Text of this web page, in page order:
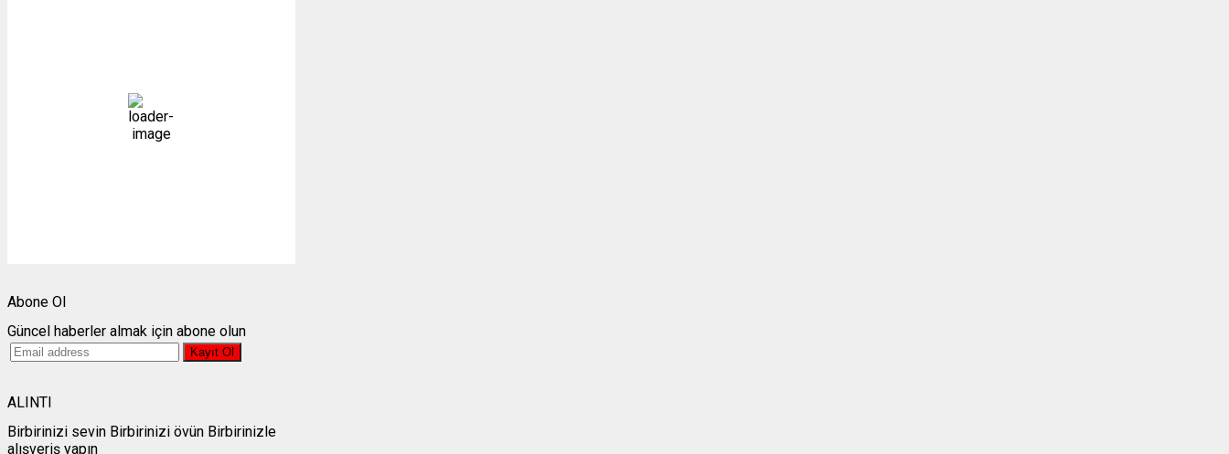
23 %
1005 mb
Abone Ol
Güncel haberler almak için abone olun
ALINTI
Birbirinizi sevin Birbirinizi övün Birbirinizle
alışveriş yapın